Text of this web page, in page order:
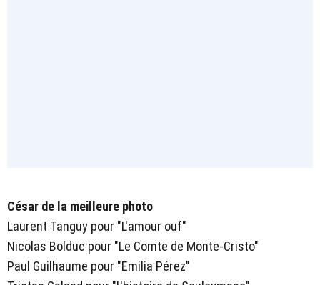
César de la meilleure photo
Laurent Tanguy pour "L'amour ouf"
Nicolas Bolduc pour "Le Comte de Monte-Cristo"
Paul Guilhaume pour "Emilia Pérez"